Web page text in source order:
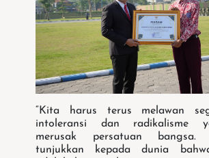
“Kita harus terus melawan
intoleransi dan radikalisme
merusak persatuan
tunjukkan kepada dunia